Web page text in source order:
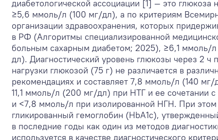
диабетологической ассоциации [1] — это глюкоза
≥5,6 ммоль/л (100 мг/дл), а по критериям
организации здравоохранения, которых
в РФ (Алгоритмы специализированной
больным сахарным диабетом; 2025), ≥6,1 ммоль/л
дл). Диагностический уровень глюкозы через 2 ч
нагрузки глюкозой (75 г) не различается в
рекомендациях и составляет 7,8 ммоль/л (140
11,1 ммоль/л (200 мг/дл) при НТГ и ее сочетании
и <7,8 ммоль/л при изолированной НГН. При этом
гликированный гемоглобин (HbA1c),
в последние годы как один из методов
используется в качестве диагностического